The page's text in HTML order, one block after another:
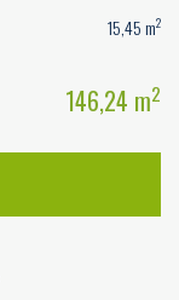
15,45 m2
146,24 m2